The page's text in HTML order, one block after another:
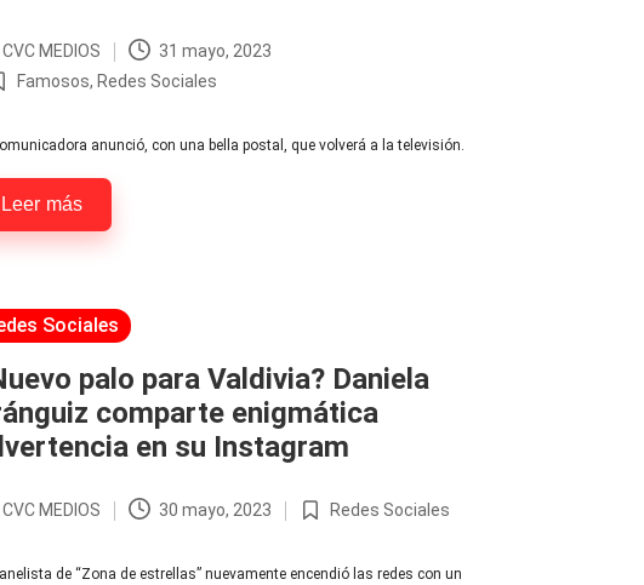
CVC MEDIOS 31 mayo, 2023
Famosos, Redes Sociales
anunció, con una bella postal, que volverá a la televisión.
Leer más
Sociales
palo para Valdivia? Daniela
comparte enigmática
en su Instagram
CVC MEDIOS 30 mayo, 2023
Publicada
Redes Sociales
de “Zona de estrellas” nuevamente encendió las redes con un